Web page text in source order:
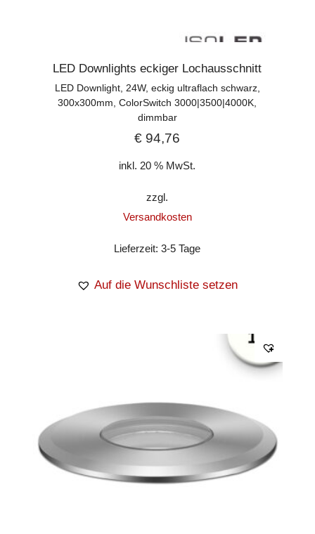
LED Downlights eckiger Lochausschnitt
LED Downlight, 24W, eckig ultraflach schwarz,
300x300mm, ColorSwitch 3000|3500|4000K,
dimmbar
€ 94,76
inkl. 20 % MwSt.
zzgl.
Versandkosten
Lieferzeit:3-5 Tage
Auf die Wunschliste setzen